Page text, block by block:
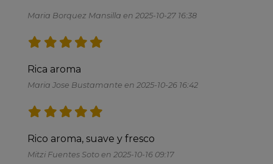
Maria Borquez Mansilla en 2025-10-27 16:38
Maria Jose Bustamante en 2025-10-26 16:42
Rico aroma, suave y fresco
Mitzi Fuentes Soto en 2025-10-16 09:17